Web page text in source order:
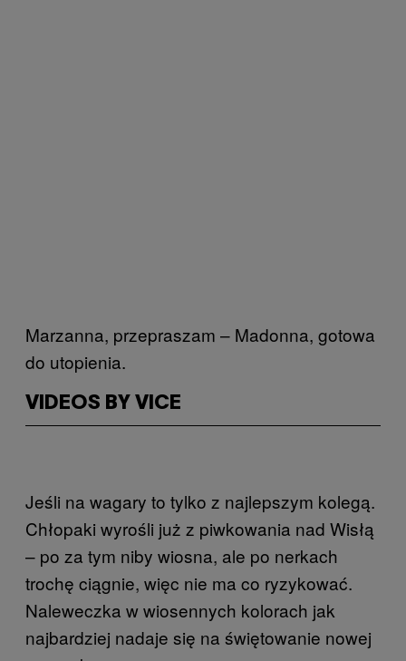
Marzanna, przepraszam – Madonna, gotowa
do utopienia.
VIDEOS BY VICE
Jeśli na wagary to tylko z najlepszym kolegą.
Chłopaki wyrośli już z piwkowania nad Wisłą
– po za tym niby wiosna, ale po nerkach
trochę ciągnie, więc nie ma co ryzykować.
Naleweczka w wiosennych kolorach jak
najbardziej nadaje się na świętowanie nowej